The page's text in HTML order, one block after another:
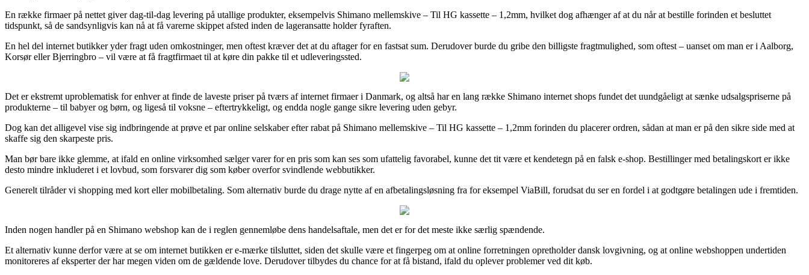
En række firmaer på nettet giver dag-til-dag levering på utallige produkter, eksempelvis Shimano mellemskive – Til HG kassette – 1,2mm, hvilket dog afhænger af at du når at bestille forinden et besluttet
tidspunkt, så de sandsynligvis kan nå at få varerne skippet afsted inden de lageransatte holder fyraften.
En hel del internet butikker yder fragt uden omkostninger, men oftest kræver det at du aftager for en fastsat sum. Derudover burde du gribe den billigste fragtmulighed, som oftest – uanset om man er i Aalborg,
Korsør eller Bjerringbro – vil være at få fragtfirmaet til at køre din pakke til et udleveringssted.
Det er ekstremt uproblematisk for enhver at finde de laveste priser på tværs af internet firmaer i Danmark, og altså har en lang række Shimano internet shops fundet det uundgåeligt at sænke udsalgspriserne på
produkterne – til babyer og børn, og ligeså til voksne – eftertrykkeligt, og endda nogle gange sikre levering uden gebyr.
Dog kan det alligevel vise sig indbringende at prøve et par online selskaber efter rabat på Shimano mellemskive – Til HG kassette – 1,2mm forinden du placerer ordren, sådan at man er på den sikre side med at
skaffe sig den skarpeste pris.
Man bør bare ikke glemme, at ifald en online virksomhed sælger varer for en pris som kan ses som ufattelig favorabel, kunne det tit være et kendetegn på en falsk e-shop. Bestillinger med betalingskort er ikke
desto mindre inkluderet i et lovbud, som forsvarer dig som køber overfor svindlende webbutikker.
Generelt tilråder vi shopping med kort eller mobilbetaling. Som alternativ burde du drage nytte af en afbetalingsløsning fra for eksempel ViaBill, forudsat du ser en fordel i at godtgøre betalingen ude i fremtiden.
Inden nogen handler på en Shimano webshop kan de i reglen gennemløbe dens handelsaftale, men det er for det meste ikke særlig spændende.
Et alternativ kunne derfor være at se om internet butikken er e-mærke tilsluttet, siden det skulle være et fingerpeg om at online forretningen opretholder dansk lovgivning, og at online webshoppen undertiden
monitoreres af eksperter der har megen viden om de gældende love. Derudover tilbydes du chance for at få bistand, ifald du oplever problemer ved dit køb.